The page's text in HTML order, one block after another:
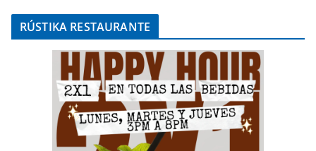
RÚSTIKA RESTAURANTE